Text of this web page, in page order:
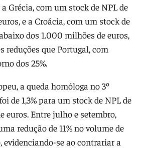
Grécia, com um stock de NPL de
e a Croácia, com um stock de
dos 1.000 milhões de euros,
reduções que Portugal, com
dos 25%.
a queda homóloga no 3º
de 1,3% para um stock de NPL de
euros. Entre julho e setembro,
redução de 11% no volume de
evidenciando-se ao contrariar a